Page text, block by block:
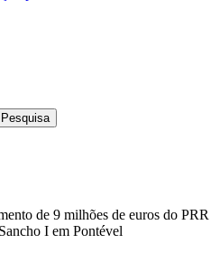
de 9 milhões de euros do PRR
I em Pontével